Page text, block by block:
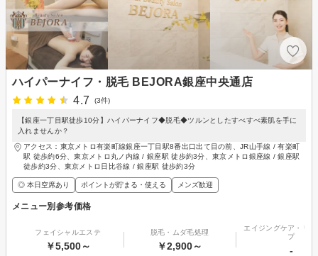
ハイパーナイフ・脱毛 BEJORA銀座中央通店
4.7
(3件)
【銀座一丁目駅徒歩10分】ハイパーナイフ◆脱毛◆ツルンとしたすべすべ素肌を手に
入れませんか？
アクセス：東京メトロ有楽町線銀座一丁目駅8番出口出て目の前、JR山手線 / 有楽町
駅 徒歩約6分、東京メトロ丸ノ内線 / 銀座駅 徒歩約3分、東京メトロ銀座線 / 銀座駅
徒歩約3分、東京メトロ日比谷線 / 銀座駅 徒歩約3分
◎ 本日空席あり ポイントが貯まる・使える メンズ歓迎
メニュー別参考価格
フェイシャルエステ
￥5,500～
脱毛・ムダ毛処理
￥2,900～
エイジングケア・リ
プ
-